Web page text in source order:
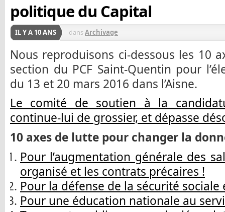
politique du Capital
IL Y A 10 ANS dansArchivage
Nous reproduisons ci-dessous les 10
section du PCF Saint-Quentin pour
du 13 et 20 mars 2016 dans l’Aisne.
Le comité de soutien à la
continue-lui de grossier, et dépasse
10 axes de lutte pour changer la
Pour l’augmentation générale des
organisé et les contrats précaires !
Pour la défense de la sécurité sociale
Pour une éducation nationale au